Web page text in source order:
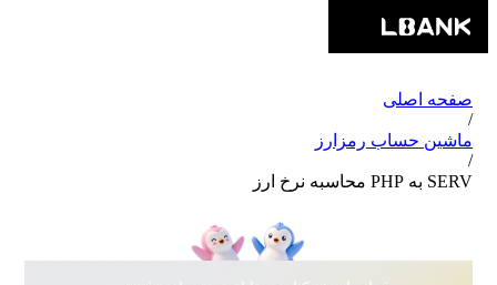
صفحه اصلی
/
ماشین حساب رمزارز
/
SERV به PHP محاسبه نرخ ارز